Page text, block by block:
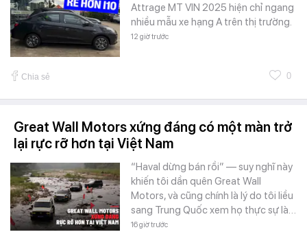
Attrage MT VIN 2025 hiện chỉ ngang
nhiều mẫu xe hạng A trên thị trường.
12 giờ trước
Chia sẻ 0
Great Wall Motors xứng đáng có một màn trở
lại rực rỡ hơn tại Việt Nam
“Haval dừng bán rồi” — suy nghĩ này
khiến tôi dần quên Great Wall
Motors, và cũng chính là lý do tôi liều
sang Trung Quốc xem họ thực sự là…
16 giờ trước